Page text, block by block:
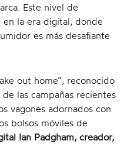
Este nivel de
la era digital, donde
es más desafiante
out home”, reconocido
las campañas recientes
vagones adornados con
bolsos móviles de
Ian Padgham, creador,